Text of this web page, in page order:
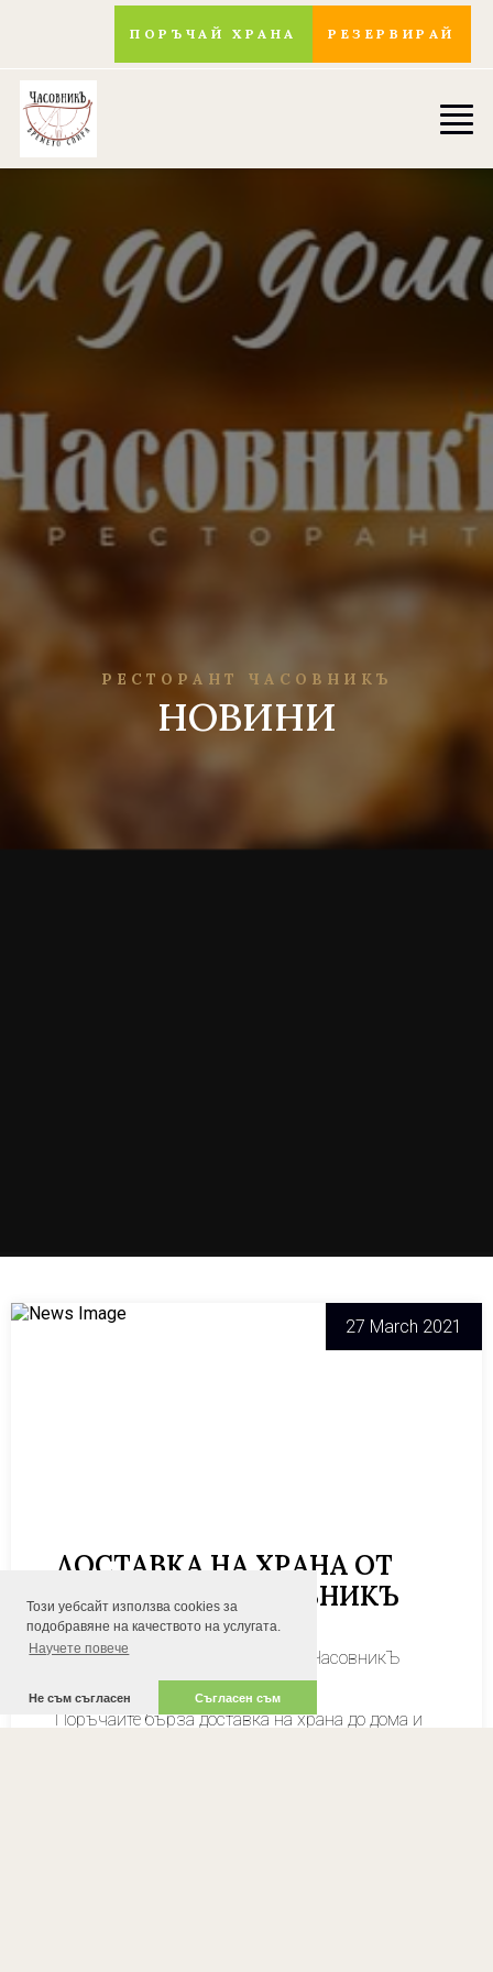
Този уебсайт използва cookies за
подобравяне на качеството на услугата.
Научете повече
Не съм съгласен Съгласен съм
ПОРЪЧАЙ ХРАНА РЕЗЕРВИРАЙ
РЕСТОРАНТ ЧАСОВНИКЪ
НОВИНИ
27 March 2021
ДОСТАВКА НА ХРАНА ОТ
РЕСТОРАНТ ЧАСОВНИКЪ
ВАРНА
Доставка на храна от ресторант ЧасовникЪ
Поръчайте бърза доставка на храна до дома и